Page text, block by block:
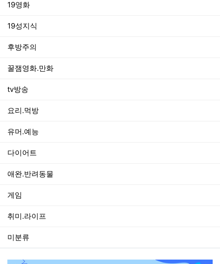
19영화
19성지식
후방주의
꿀잼영화.만화
tv방송
요리.먹방
유머.예능
다이어트
애완.반려동물
게임
취미.라이프
미분류